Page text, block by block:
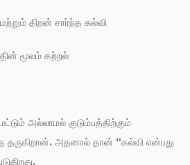
திறன் சார்ந்த கல்வி
மூலம் கற்றல்
அல்லாமல் குடும்பத்திற்கும்
தருகிறான். அதனால் தான் “கல்வி என்பது